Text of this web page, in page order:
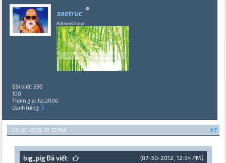
saotruc
Administrator
Bài viết: 596
100
Tham gia: Jul 2006
Danh tiếng: 3
#7
07-30-2012, 12:57 PM
(07-30-2012, 12:54 PM)
big_pig Đã viết: